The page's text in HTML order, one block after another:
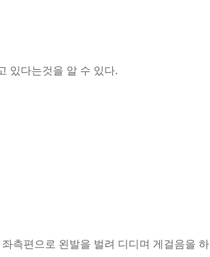
있다는것을 알 수 있다.
측편으로 왼발을 벌려 디디며 게걸음을 하